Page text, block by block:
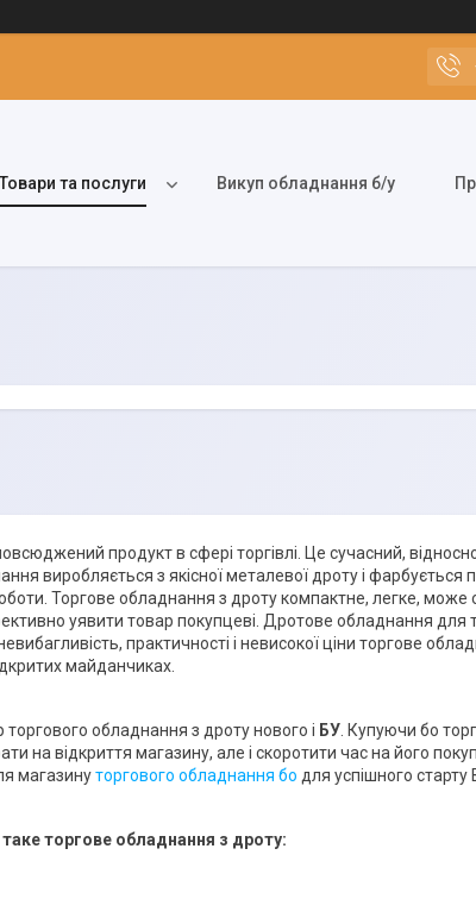
Товари та послуги Викуп обладнання б/у
продукт в сфері торгівлі. Це сучасний,
виробляється з якісної металевої дроту і
Торгове обладнання з дроту компактне, легке, може
уявити товар покупцеві. Дротове обладнання для
практичності і невисокої ціни торгове
майданчиках.
торгового обладнання з дроту нового і БУ . Купуючи бо
на відкриття магазину, але і скоротити час на його
магазинуторгового обладнання бо для успішного старту
таке торгове обладнання з дроту: